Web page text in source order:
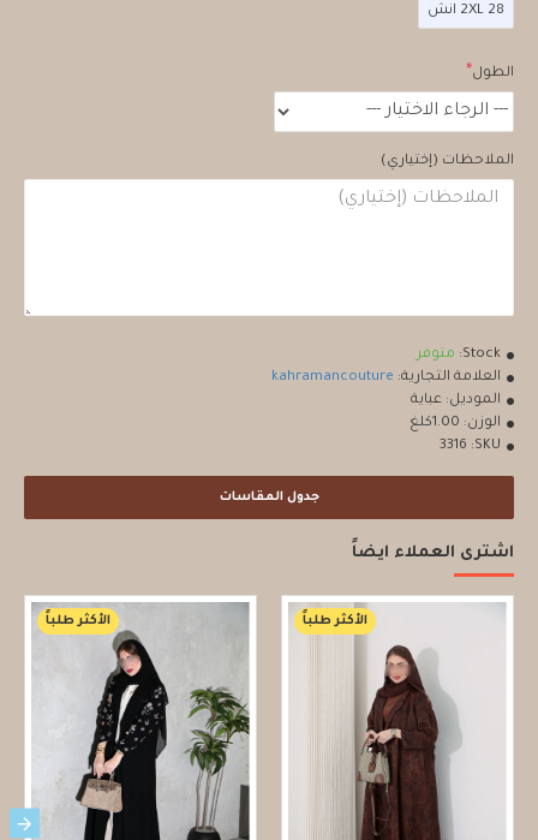
Stock:
متوفر
العلامة التجارية: kahramancouture
الموديل: عباية
الوزن: 1.00كلغ
SKU:
3316
2XL 28 انش
الطول
الملاحظات (إختياري)
جدول المقاسات
اشترى العملاء ايضاً
الأكثر طلباً الأكثر طلباً